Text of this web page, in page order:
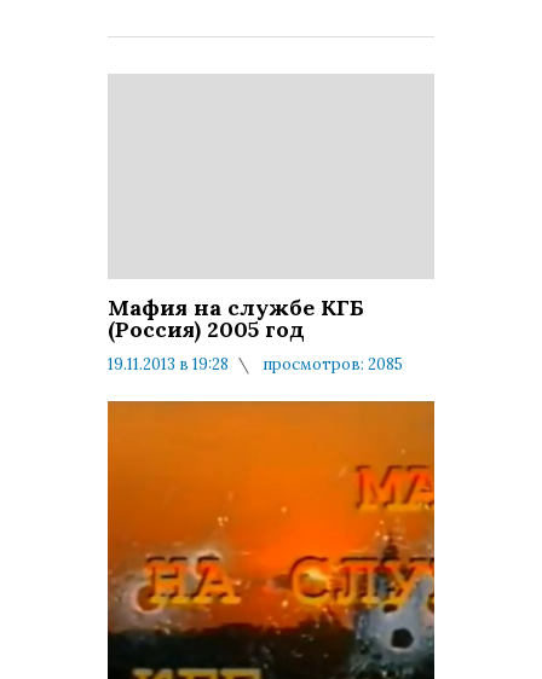
Мафия на службе КГБ
(Россия) 2005 год
19.11.2013 в 19:28
просмотров: 2085